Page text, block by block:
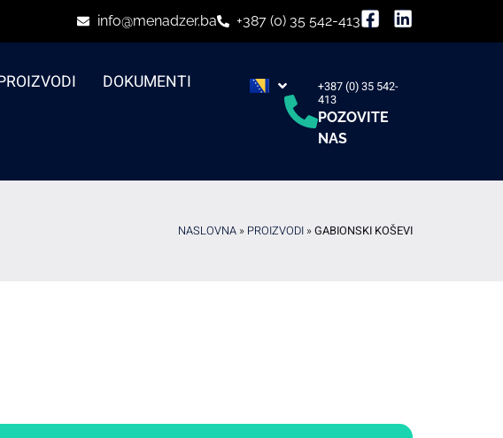
info@menadzer.ba +387 (0) 35 542-413
DOKUMENTI
+387 (0) 35 542-
413
POZOVITE
NAS
NASLOVNA » PROIZVODI »GABIONSKI KOŠEVI